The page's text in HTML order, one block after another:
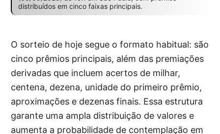
distribuídos em cinco faixas principais.
O sorteio de hoje segue o formato habitual: são
cinco prêmios principais, além das premiações
derivadas que incluem acertos de milhar,
centena, dezena, unidade do primeiro prêmio,
aproximações e dezenas finais. Essa estrutura
garante uma ampla distribuição de valores e
aumenta a probabilidade de contemplação em